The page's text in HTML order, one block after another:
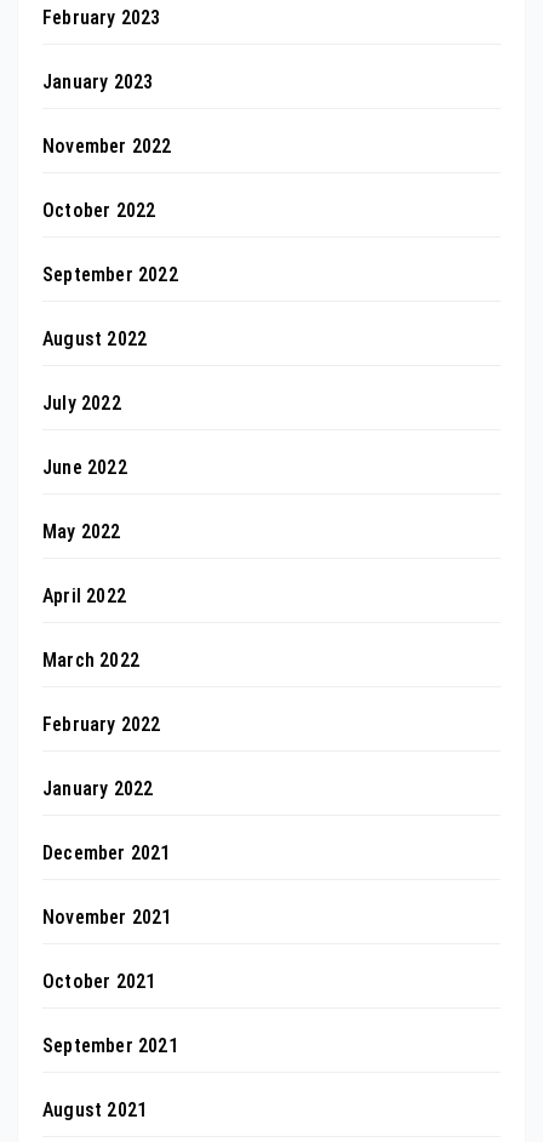
February 2023
January 2023
November 2022
October 2022
September 2022
August 2022
July 2022
June 2022
May 2022
April 2022
March 2022
February 2022
January 2022
December 2021
November 2021
October 2021
September 2021
August 2021